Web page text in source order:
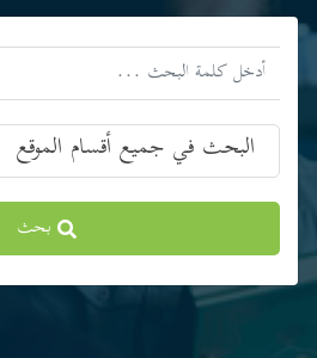
البحث في جميع أقسام الموقع
بحث